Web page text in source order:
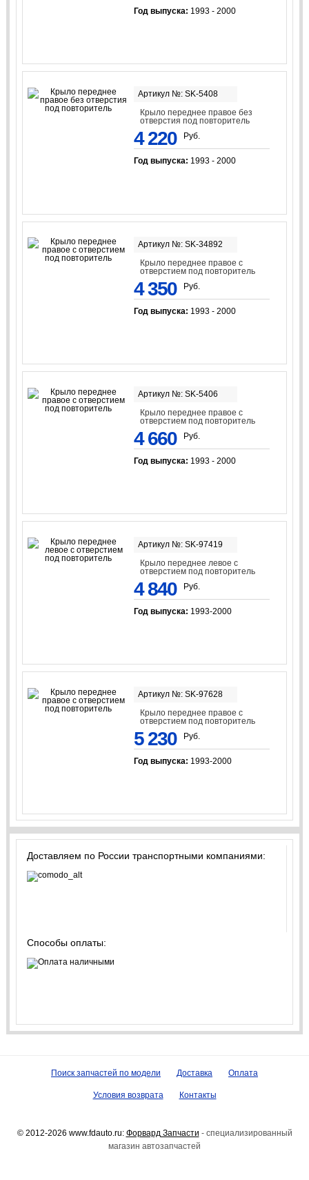
Год выпуска: 1993 - 2000
Артикул №: SK-5408
Крыло переднее правое без
отверстия под повторитель
4 220 Руб.
Год выпуска: 1993 - 2000
Артикул №: SK-34892
Крыло переднее правое с
отверстием под повторитель
4 350 Руб.
Год выпуска: 1993 - 2000
Артикул №: SK-5406
Крыло переднее правое с
отверстием под повторитель
4 660 Руб.
Год выпуска: 1993 - 2000
Артикул №: SK-97419
Крыло переднее левое с
отверстием под повторитель
4 840 Руб.
Год выпуска: 1993-2000
Артикул №: SK-97628
Крыло переднее правое с
отверстием под повторитель
5 230 Руб.
Год выпуска: 1993-2000
Доставляем по России транспортными компаниями:
Способы оплаты:
Поиск запчастей по модели Доставка Оплата
Условия возврата Контакты
© 2012-2026 www.fdauto.ru: Форвард Запчасти - специализированный
магазин автозапчастей